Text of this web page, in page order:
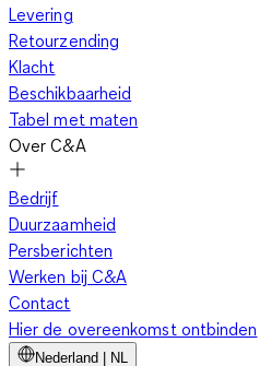
Levering
Retourzending
Klacht
Beschikbaarheid
Tabel met maten
Over C&A
Bedrijf
Duurzaamheid
Persberichten
Werken bij C&A
Contact
Hier de overeenkomst ontbinden
Nederland | NL